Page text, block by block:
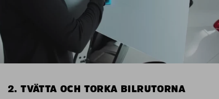
2. TVÄTTA OCH TORKA BILRUTORNA